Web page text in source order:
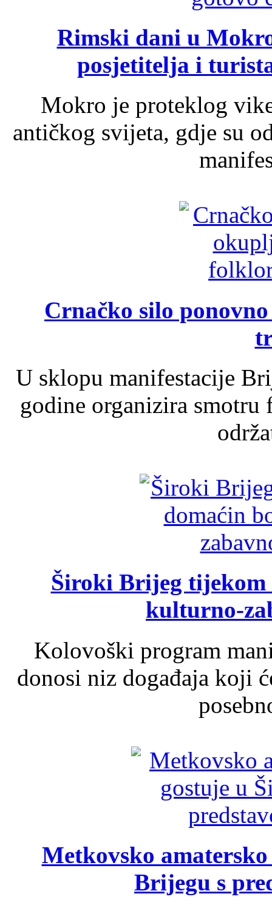
Rimski dani u
posjetitelja i
Mokro je proteklog
antičkog svijeta, gdje su
Crnačko silo
U sklopu manifestacije
godine organizira
Široki Brijeg tijekom
kulturno-
Kolovoški program
donosi niz događaja koji
Metkovsko
Brijegu s